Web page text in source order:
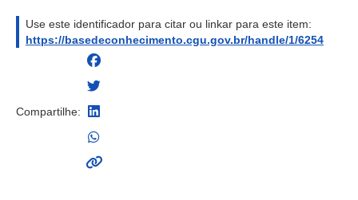
Use este identificador para citar ou linkar para este item:
https://basedeconhecimento.cgu.gov.br/handle/1/6254
Compartilhe: